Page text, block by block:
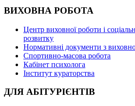
ВИХОВНА РОБОТА
Центр виховної роботи і
розвитку
Нормативні документи з
Спортивно-масова робота
Кабінет психолога
Інститут кураторства
ДЛЯ АБІТУРІЄНТІВ